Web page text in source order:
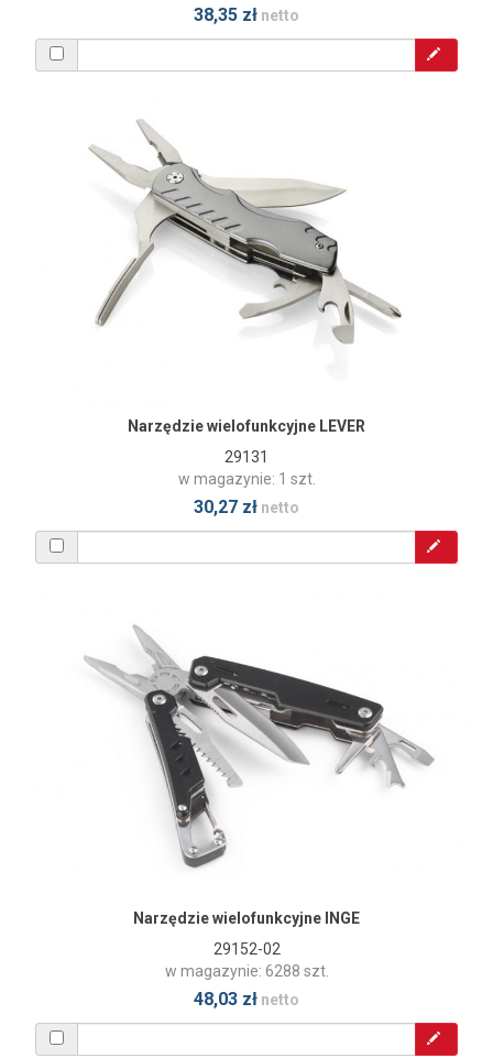
38,35 zł netto
Narzędzie wielofunkcyjne LEVER
29131
w magazynie: 1 szt.
30,27 zł netto
Narzędzie wielofunkcyjne INGE
29152-02
w magazynie: 6288 szt.
48,03 zł netto